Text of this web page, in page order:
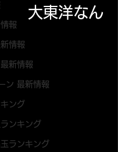
報
情報
新情報
ン 最新情報
ング
ンキング
ランキング
大東洋なん